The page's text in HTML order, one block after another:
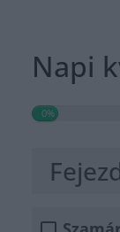
Napi
0%